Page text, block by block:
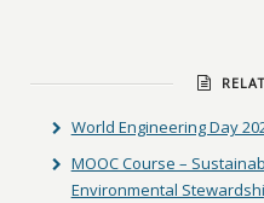
World Engineering Day
MOOC Course –
Environmental